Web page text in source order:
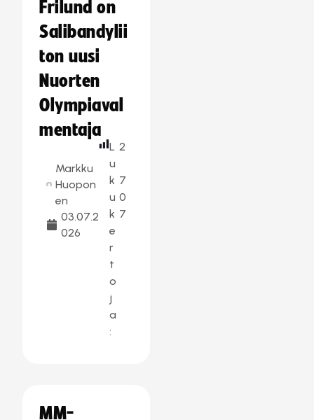
Frilund on
Salibandylii
ton uusi
Nuorten
Olympiaval
mentaja
Markku
Huopon
en
03.07.2
026
L
u
k
u
k
e
r
t
o
j
a
:
2
7
0
7
MM-